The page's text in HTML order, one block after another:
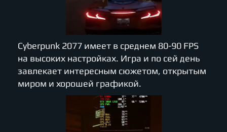
Cyberpunk 2077 имеет в среднем 80-90 FPS
на высоких настройках. Игра и по сей день
завлекает интересным сюжетом, открытым
миром и хорошей графикой.